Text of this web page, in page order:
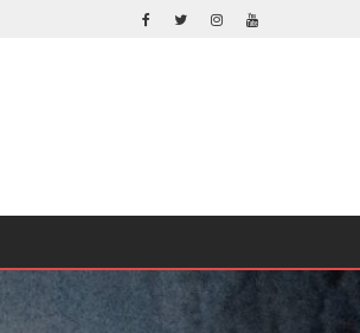
ORLANDO BLOOM AFIRMA HABER RECHAZADO SER BATMAN